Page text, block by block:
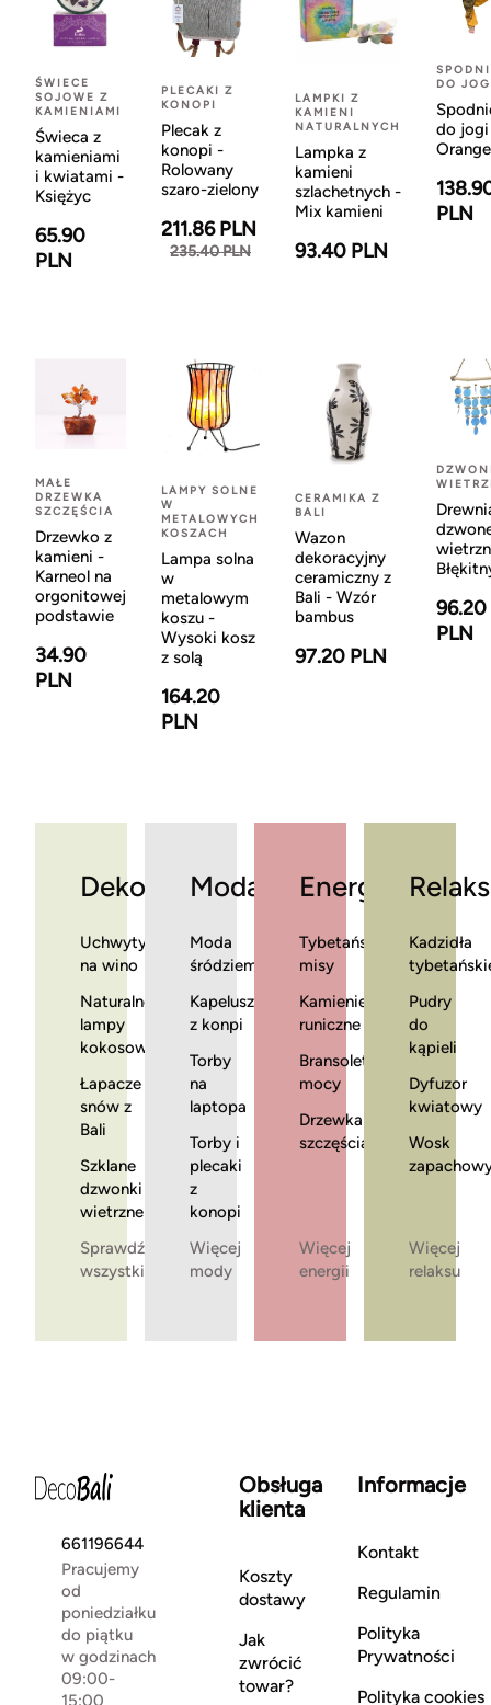
ŚWIECE
SOJOWE Z
KAMIENIAMI
Świeca z
kamieniami
i kwiatami -
Księżyc
65.90
PLN
PLECAKI Z
KONOPI
Plecak z
konopi -
Rolowany
szaro-zielony
211.86 PLN
235.40 PLN
LAMPKI Z
KAMIENI
NATURALNYCH
Lampka z
kamieni
szlachetnych -
Mix kamieni
93.40 PLN
DO
do
Orange
PLN
MAŁE
DRZEWKA
SZCZĘŚCIA
Drzewko z
kamieni -
Karneol na
orgonitowej
podstawie
34.90
PLN
LAMPY SOLNE
W
METALOWYCH
KOSZACH
Lampa solna
w
metalowym
koszu -
Wysoki kosz
z solą
164.20
PLN
CERAMIKA Z
BALI
Wazon
dekoracyjny
ceramiczny z
Bali - Wzór
bambus
97.20 PLN
96.20
PLN
Dekoracje
Uchwyty
na wino
Naturalne
lampy
kokosowe
Łapacze
snów z
Bali
Szklane
dzwonki
wietrzne
Sprawdź
wszystkie
Moda
Moda
śródziemnomorska
Kapelusze
z konpi
Torby
na
laptopa
Torby i
plecaki
z
konopi
Więcej
mody
Energia
Tybetańskie
misy
Kamienie
runiczne
Bransoletki
mocy
Drzewka
szczęścia
Więcej
energii
Relaks
Kadzidła
Pudry
do
kąpieli
Dyfuzor
kwiatowy
Wosk
Więcej
relaksu
661196644
Pracujemy
od
poniedziałku
do piątku
w godzinach
09:00-
15:00
Obsługa
klienta
Koszty
dostawy
Jak
zwrócić
towar?
Informacje
Kontakt
Regulamin
Polityka
Prywatności
Polityka cookies